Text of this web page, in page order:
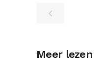
Meer lezen